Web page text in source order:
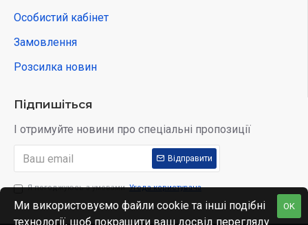
Особистий кабінет
Замовлення
Розсилка новин
Підпишіться
І отримуйте новини про спеціальні пропозиції
Відправити
Я погоджуюсь з умовами Угода користувача
OK
Ми використовуємо файли cookie та інші подібні
технології, щоб покращити ваш досвід перегляду